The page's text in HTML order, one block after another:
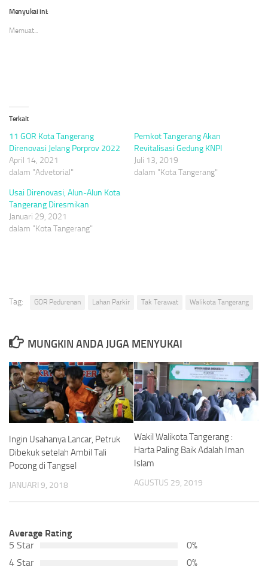
di
jendela
baru)
Menyukai ini:
Memuat...
Terkait
11 GOR Kota Tangerang
Direnovasi Jelang Porprov 2022
April 14, 2021
dalam "Advetorial"
Pemkot Tangerang Akan
Revitalisasi Gedung KNPI
Juli 13, 2019
dalam "Kota Tangerang"
Usai Direnovasi, Alun-Alun Kota
Tangerang Diresmikan
Januari 29, 2021
dalam "Kota Tangerang"
Tag: GOR Pedurenan Lahan Parkir Tak Terawat Walikota Tangerang
MUNGKIN ANDA JUGA MENYUKAI
Ingin Usahanya Lancar, Petruk
Dibekuk setelah Ambil Tali
Pocong di Tangsel
JANUARI 9, 2018
Wakil Walikota Tangerang :
Harta Paling Baik Adalah Iman
Islam
AGUSTUS 29, 2019
Average Rating
5 Star
0%
4 Star
0%